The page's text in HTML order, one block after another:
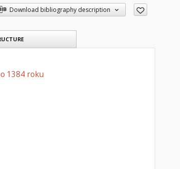
Download bibliography description
1384 roku